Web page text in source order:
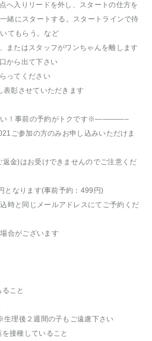
へ入りリードを外し、スタートの仕方を
緒にスタートする。スタートラインで待
てもらう。など
またはスタッフがワンちゃんを離します
から出て下さい
ってください
彰させていただきます
！事前の予約がトクです※————–
ご参加の方のみお申し込みいただけま
金)はお受けできませんのでご注意くだ
となります(事前予約：499円)
時と同じメールアドレスにてご予約くだ
合がございます
こと
生理後２週間の子もご遠慮下さい
接種していること